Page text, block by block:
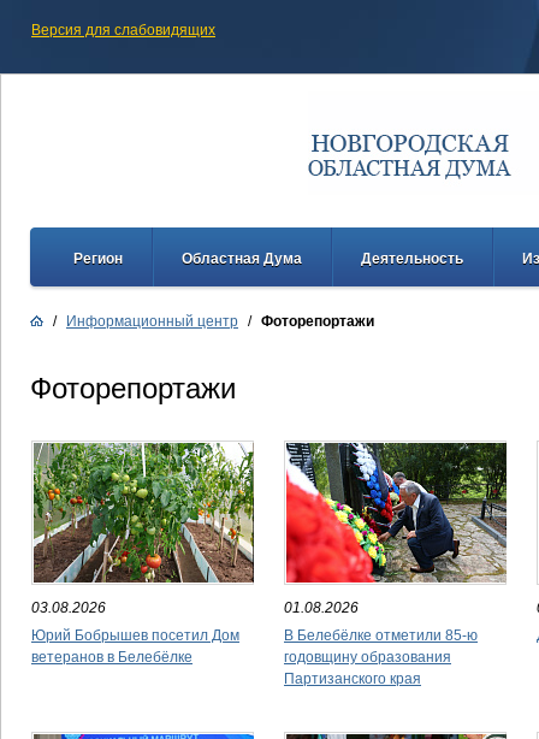
Версия для слабовидящих
Регион Областная Дума Деятельность
/ Информационный центр / Фоторепортажи
Фоторепортажи
03.08.2026
Юрий Бобрышев посетил Дом
ветеранов в Белебёлке
01.08.2026
В Белебёлке отметили 85-ю
годовщину образования
Партизанского края